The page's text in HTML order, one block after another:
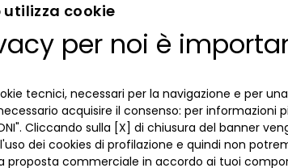
P. Iva 00821100013 – Sitemap
utilizza cookie
per noi è
tecnici, necessari per la navigazione e per
acquisire il consenso: per informazioni
Cliccando sulla [X] di chiusura del banner
dei cookies di profilazione e quindi non
proposta commerciale in accordo ai tuoi